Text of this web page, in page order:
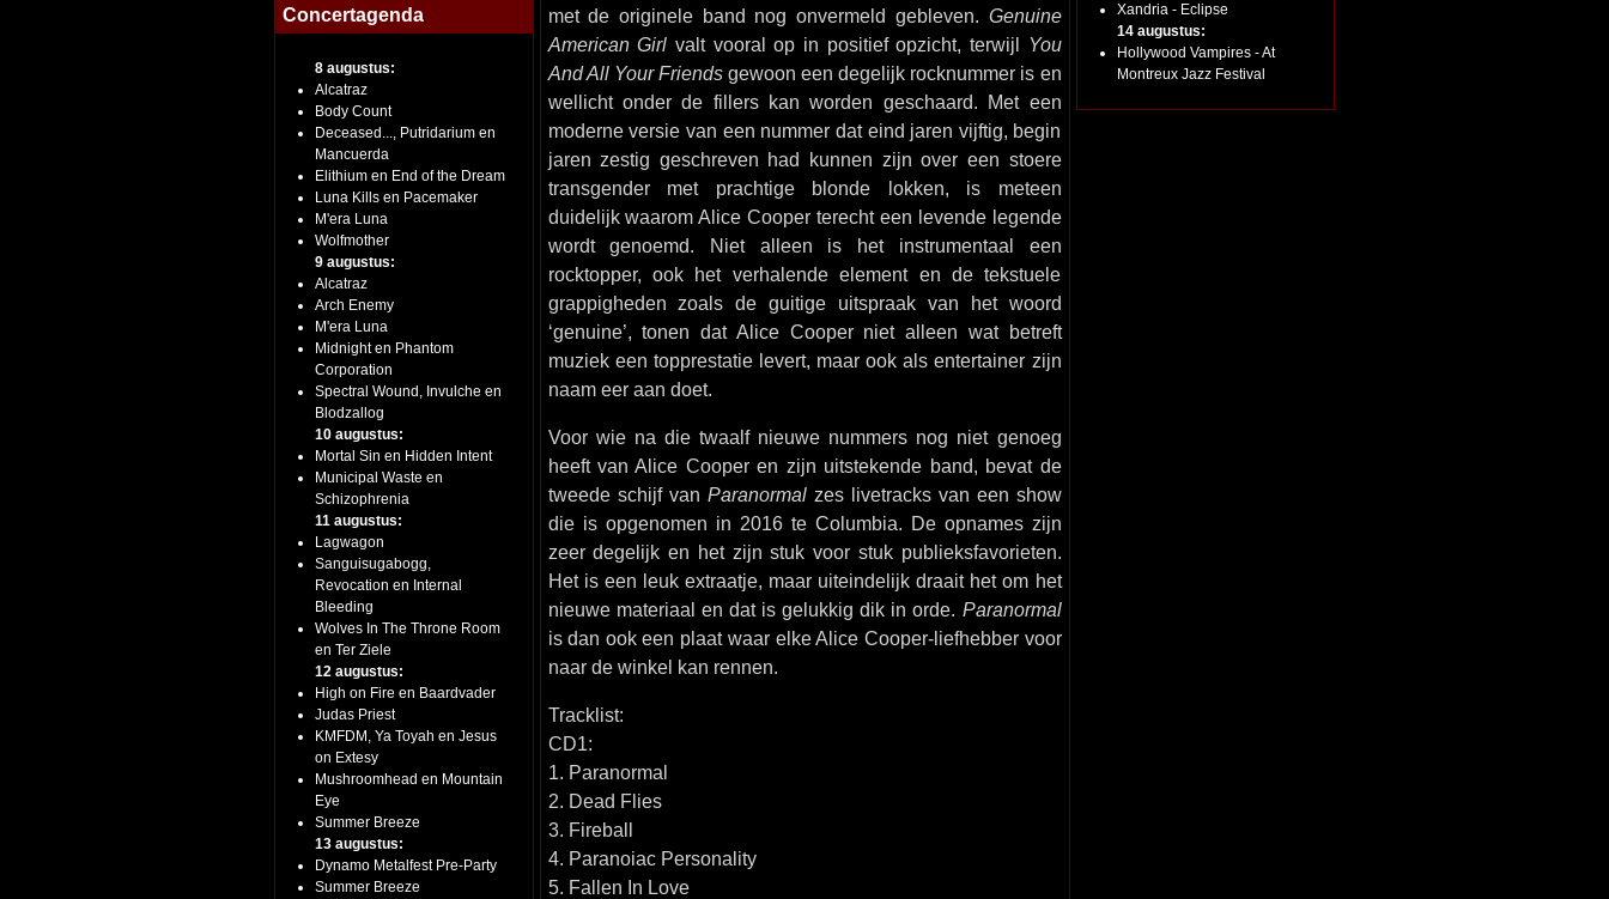
Concertagenda
8 augustus:
Alcatraz
Body Count
Deceased..., Putridarium en
Mancuerda
Elithium en End of the Dream
Luna Kills en Pacemaker
M'era Luna
Wolfmother
9 augustus:
Alcatraz
Arch Enemy
M'era Luna
Midnight en Phantom
Corporation
Spectral Wound, Invulche en
Blodzallog
10 augustus:
Mortal Sin en Hidden Intent
Municipal Waste en
Schizophrenia
11 augustus:
Lagwagon
Sanguisugabogg,
Revocation en Internal
Bleeding
Wolves In The Throne Room
en Ter Ziele
12 augustus:
High on Fire en Baardvader
Judas Priest
KMFDM, Ya Toyah en Jesus
on Extesy
Mushroomhead en Mountain
Eye
Summer Breeze
13 augustus:
Dynamo Metalfest Pre-Party
Summer Breeze
met de originele band nog onvermeld gebleven. Genuine
American Girl valt vooral op in positief opzicht, terwijl You
And All Your Friendsgewoon een degelijk rocknummer is en
wellicht onder de fillers kan worden geschaard. Met een
moderne versie van een nummer dat eind jaren vijftig, begin
jaren zestig geschreven had kunnen zijn over een stoere
transgender met prachtige blonde lokken, is meteen
duidelijk waarom Alice Cooper terecht een levende legende
wordt genoemd. Niet alleen is het instrumentaal een
rocktopper, ook het verhalende element en de tekstuele
grappigheden zoals de guitige uitspraak van het woord
‘genuine’, tonen dat Alice Cooper niet alleen wat betreft
muziek een topprestatie levert, maar ook als entertainer zijn
naam eer aan doet.
Voor wie na die twaalf nieuwe nummers nog niet genoeg
heeft van Alice Cooper en zijn uitstekende band, bevat de
tweede schijf van Paranormalzes livetracks van een show
die is opgenomen in 2016 te Columbia. De opnames zijn
zeer degelijk en het zijn stuk voor stuk publieksfavorieten.
Het is een leuk extraatje, maar uiteindelijk draait het om het
nieuwe materiaal en dat is gelukkig dik in orde. Paranormal
is dan ook een plaat waar elke Alice Cooper-liefhebber voor
naar de winkel kan rennen.
Tracklist:
CD1:
1. Paranormal
2. Dead Flies
3. Fireball
4. Paranoiac Personality
5. Fallen In Love
Xandria - Eclipse
14 augustus:
Hollywood Vampires - At
Montreux Jazz Festival